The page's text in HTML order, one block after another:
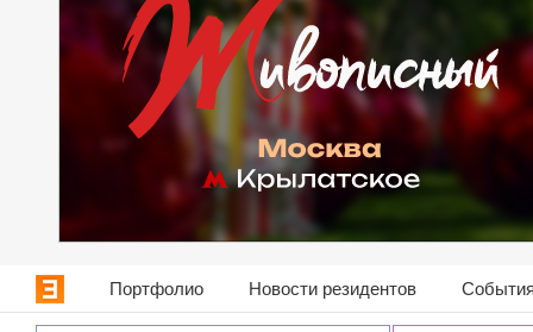
Портфолио Новости резидентов